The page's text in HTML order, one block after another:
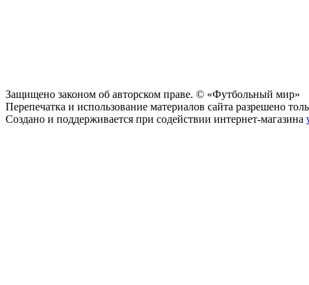
Защищено законом об авторском праве. © «Футбольный мир»
Перепечатка и использование материалов сайта разрешено
Создано и поддерживается при содействии интернет-магазина